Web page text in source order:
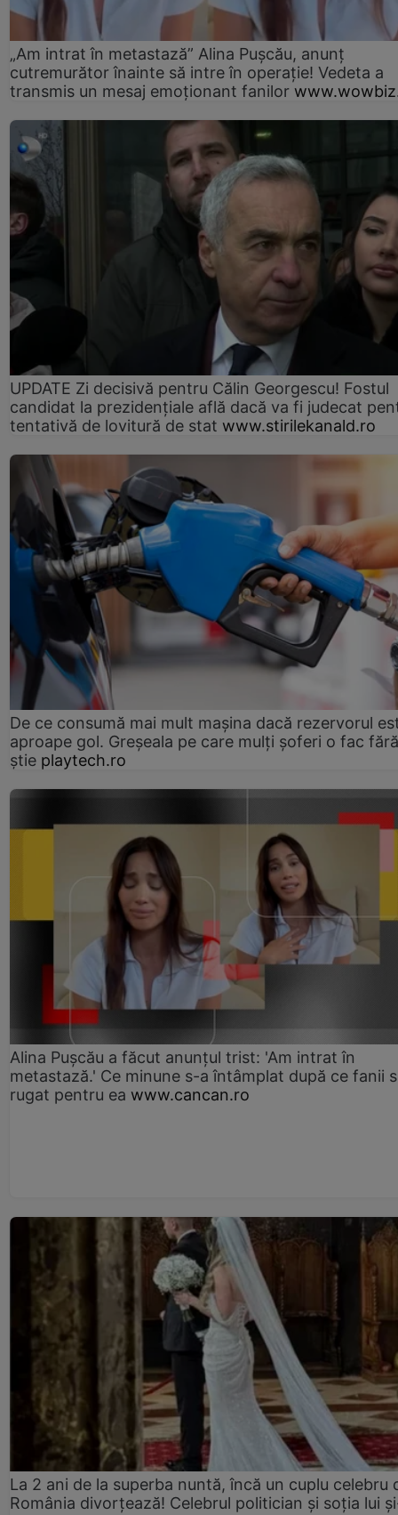
„Am intrat în metastază” Alina Pușcău, anunț
cutremurător înainte să intre în operație! Vedeta a
transmis un mesaj emoționant fanilor
UPDATE Zi decisivă pentru Călin Georgescu! Fostul
candidat la prezidențiale află dacă va fi judecat
tentativă de lovitură de stat www.stirilekanald.ro
De ce consumă mai mult mașina dacă rezervorul
aproape gol. Greșeala pe care mulți șoferi o fac
știe playtech.ro
Alina Pușcău a făcut anunțul trist: 'Am intrat în
metastază.' Ce minune s-a întâmplat după ce fanii
rugat pentru ea www.cancan.ro
La 2 ani de la superba nuntă, încă un cuplu celebru
România divorțează! Celebrul politician și soția lui